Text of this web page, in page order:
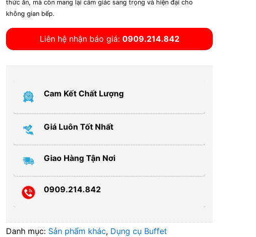
thức ăn, mà còn mang lại cảm giác sang trọng và hiện đại cho
không gian bếp.
Liên hệ nhận báo giá: 0909.214.842
Cam Kết Chất Lượng
Giá Luôn Tốt Nhất
Giao Hàng Tận Nơi
0909.214.842
Danh mục: Sản phẩm khác, Dụng cụ Buffet